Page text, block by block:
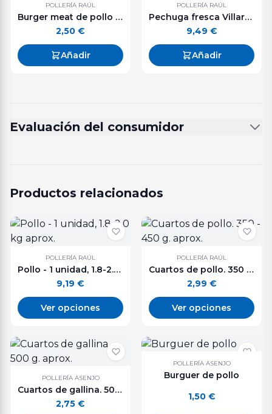
POLLERÍA RAÚL
Burger meat de pollo con calabacín y queso. 125 g. aprox.
2,50 €
Añadir
POLLERÍA RAÚL
Pechuga fresca Villaroy bandeja 500 g. aprox.
9,49 €
Añadir
Evaluación del consumidor
Productos relacionados
POLLERÍA RAÚL
Pollo - 1 unidad, 1.8-2.0 kg aprox.
9,19 €
Ver opciones
POLLERÍA RAÚL
Cuartos de pollo. 350 - 450 g. aprox.
2,99 €
Ver opciones
POLLERÍA ASENJO
Cuartos de gallina. 500 g. aprox.
2,75 €
POLLERÍA ASENJO
Burguer de pollo
1,50 €